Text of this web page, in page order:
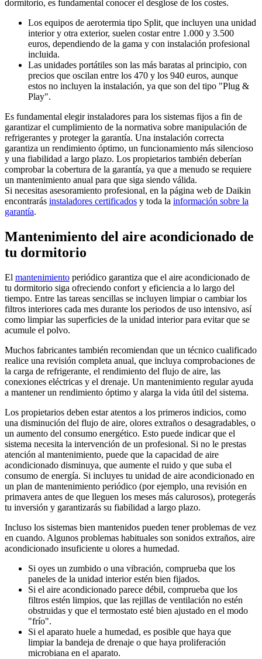
dormitorio, es fundamental conocer el desglose de los costes.
Los equipos de aerotermia tipo Split, que incluyen una unidad
interior y otra exterior, suelen costar entre 1.000 y 3.500
euros, dependiendo de la gama y con instalación profesional
incluida.
Las unidades portátiles son las más baratas al principio, con
precios que oscilan entre los 470 y los 940 euros, aunque
estos no incluyen la instalación, ya que son del tipo "Plug &
Play".
Es fundamental elegir instaladores para los sistemas fijos a fin de
garantizar el cumplimiento de la normativa sobre manipulación de
refrigerantes y proteger la garantía. Una instalación correcta
garantiza un rendimiento óptimo, un funcionamiento más silencioso
y una fiabilidad a largo plazo. Los propietarios también deberían
comprobar la cobertura de la garantía, ya que a menudo se requiere
un mantenimiento anual para que siga siendo válida.
Si necesitas asesoramiento profesional, en la página web de Daikin
encontrarás instaladores certificados y toda la información sobre la
garantía.
Mantenimiento del aire acondicionado de
tu dormitorio
El mantenimiento periódico garantiza que el aire acondicionado de
tu dormitorio siga ofreciendo confort y eficiencia a lo largo del
tiempo. Entre las tareas sencillas se incluyen limpiar o cambiar los
filtros interiores cada mes durante los periodos de uso intensivo, así
como limpiar las superficies de la unidad interior para evitar que se
acumule el polvo.
Muchos fabricantes también recomiendan que un técnico cualificado
realice una revisión completa anual, que incluya comprobaciones de
la carga de refrigerante, el rendimiento del flujo de aire, las
conexiones eléctricas y el drenaje. Un mantenimiento regular ayuda
a mantener un rendimiento óptimo y alarga la vida útil del sistema.
Los propietarios deben estar atentos a los primeros indicios, como
una disminución del flujo de aire, olores extraños o desagradables, o
un aumento del consumo energético. Esto puede indicar que el
sistema necesita la intervención de un profesional. Si no le prestas
atención al mantenimiento, puede que la capacidad de aire
acondicionado disminuya, que aumente el ruido y que suba el
consumo de energía. Si incluyes tu unidad de aire acondicionado en
un plan de mantenimiento periódico (por ejemplo, una revisión en
primavera antes de que lleguen los meses más calurosos), protegerás
tu inversión y garantizarás su fiabilidad a largo plazo.
Incluso los sistemas bien mantenidos pueden tener problemas de vez
en cuando. Algunos problemas habituales son sonidos extraños, aire
acondicionado insuficiente u olores a humedad.
Si oyes un zumbido o una vibración, comprueba que los
paneles de la unidad interior estén bien fijados.
Si el aire acondicionado parece débil, comprueba que los
filtros estén limpios, que las rejillas de ventilación no estén
obstruidas y que el termostato esté bien ajustado en el modo
"frío".
Si el aparato huele a humedad, es posible que haya que
limpiar la bandeja de drenaje o que haya proliferación
microbiana en el aparato.